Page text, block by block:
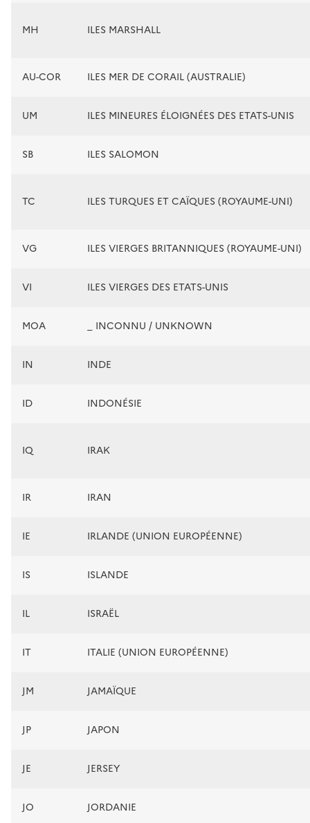
MH ILES MARSHALL
AU-COR ILES MER DE CORAIL (AUSTRALIE)
UM ILES MINEURES ÉLOIGNÉES DES ETATS-UNIS
SB ILES SALOMON
TC ILES TURQUES ET CAÏQUES (ROYAUME-UNI)
VG ILES VIERGES BRITANNIQUES (ROYAUME-UNI)
VI ILES VIERGES DES ETATS-UNIS
MOA _ INCONNU / UNKNOWN
IN INDE
ID INDONÉSIE
IQ IRAK
IR IRAN
IE IRLANDE (UNION EUROPÉENNE)
IS ISLANDE
IL ISRAËL
IT ITALIE (UNION EUROPÉENNE)
JM JAMAÏQUE
JP JAPON
JE JERSEY
JO JORDANIE